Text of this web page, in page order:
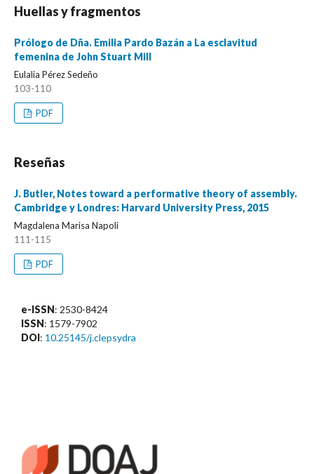
Huellas y fragmentos
Prólogo de Dña. Emilia Pardo Bazán a La esclavitud
femenina de John Stuart Mill
Eulalia Pérez Sedeño
103-110
PDF
Reseñas
J. Butler, Notes toward a performative theory of assembly.
Cambridge y Londres: Harvard University Press, 2015
Magdalena Marisa Napoli
111-115
PDF
e-ISSN: 2530-8424
ISSN: 1579-7902
DOI: 10.25145/j.clepsydra